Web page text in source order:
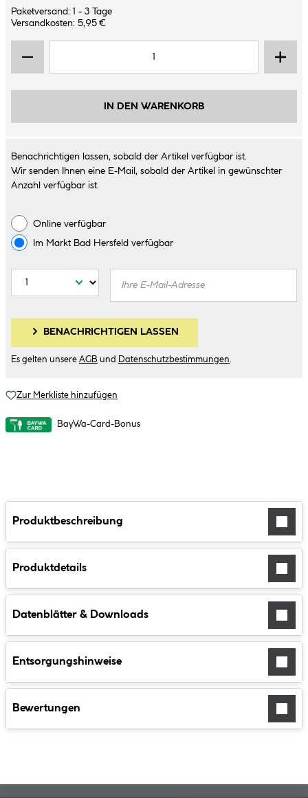
Paketversand: 1 - 3 Tage
Versandkosten: 5,95 €
IN DEN WARENKORB
Benachrichtigen lassen, sobald der Artikel verfügbar ist.
Wir senden Ihnen eine E-Mail, sobald der Artikel in gewünschter
Anzahl verfügbar ist.
Online verfügbar
Im Markt Bad Hersfeld verfügbar
BENACHRICHTIGEN LASSEN
Es gelten unsere AGB und Datenschutzbestimmungen
Zur Merkliste hinzufügen
BayWa-Card-Bonus
Produktbeschreibung
Produktdetails
Datenblätter & Downloads
Entsorgungshinweise
Bewertungen